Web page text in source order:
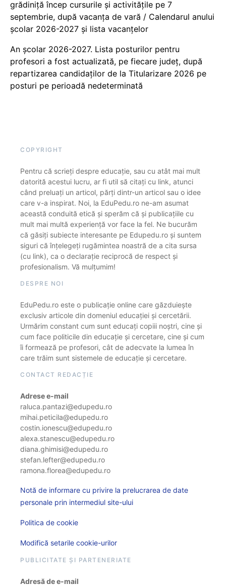
grădiniță încep cursurile și activitățile pe 7
septembrie, după vacanța de vară / Calendarul anului
școlar 2026-2027 și lista vacanțelor
An școlar 2026-2027. Lista posturilor pentru
profesori a fost actualizată, pe fiecare județ, după
repartizarea candidaților de la Titularizare 2026 pe
posturi pe perioadă nedeterminată
COPYRIGHT
Pentru că scrieți despre educație, sau cu atât mai mult
datorită acestui lucru, ar fi util să citați cu link, atunci
când preluați un articol, părți dintr-un articol sau o idee
care v-a inspirat. Noi, la EduPedu.ro ne-am asumat
această conduită etică și sperăm că și publicațiile cu
mult mai multă experiență vor face la fel. Ne bucurăm
că găsiți subiecte interesante pe Edupedu.ro și suntem
siguri că înțelegeți rugămintea noastră de a cita sursa
(cu link), ca o declarație reciprocă de respect și
profesionalism. Vă mulțumim!
DESPRE NOI
EduPedu.ro este o publicație online care găzduiește
exclusiv articole din domeniul educației și cercetării.
Urmărim constant cum sunt educați copiii noștri, cine și
cum face politicile din educație și cercetare, cine și cum
îi formează pe profesori, cât de adecvate la lumea în
care trăim sunt sistemele de educație și cercetare.
CONTACT REDACȚIE
Adrese e-mail
raluca.pantazi@edupedu.ro
mihai.peticila@edupedu.ro
costin.ionescu@edupedu.ro
alexa.stanescu@edupedu.ro
diana.ghimisi@edupedu.ro
stefan.lefter@edupedu.ro
ramona.florea@edupedu.ro
Notă de informare cu privire la prelucrarea de date
personale prin intermediul site-ului
Politica de cookie
Modifică setarile cookie-urilor
PUBLICITATE ȘI PARTENERIATE
Adresă de e-mail